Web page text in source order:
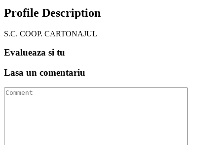
Profile Description
S.C. COOP. CARTONAJUL
Evalueaza si tu
Lasa un comentariu